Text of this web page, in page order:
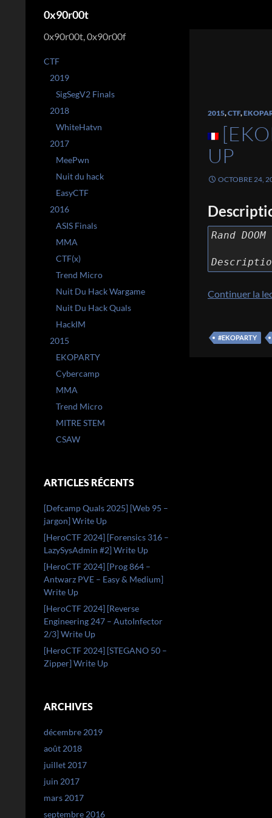
0x90r00t
2015,CTF,
UP
OCTOBRE 24,
Rand DOOM
Continuer la
#EKOPARTY
0x90r00t, 0x90r00f
CTF
2019
SigSegV2 Finals
2018
WhiteHatvn
2017
MeePwn
Nuit du hack
EasyCTF
2016
ASIS Finals
MMA
CTF(x)
Trend Micro
Nuit Du Hack Wargame
Nuit Du Hack Quals
HackIM
2015
EKOPARTY
Cybercamp
MMA
Trend Micro
MITRE STEM
CSAW
ARTICLES RÉCENTS
[Defcamp Quals 2025] [Web 95 –
jargon] Write Up
[HeroCTF 2024] [Forensics 316 –
LazySysAdmin #2] Write Up
[HeroCTF 2024] [Prog 864 –
Antwarz PVE – Easy & Medium]
Write Up
[HeroCTF 2024] [Reverse
Engineering 247 – AutoInfector
2/3] Write Up
[HeroCTF 2024] [STEGANO 50 –
Zipper] Write Up
ARCHIVES
décembre 2019
août 2018
juillet 2017
juin 2017
mars 2017
septembre 2016